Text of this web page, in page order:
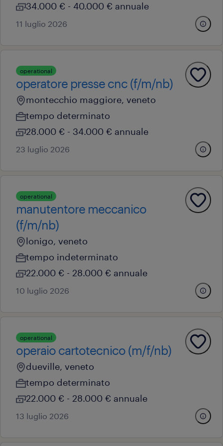
34.000 € - 40.000 € annuale
11 luglio 2026
operational
operatore presse cnc (f/m/nb)
montecchio maggiore, veneto
tempo determinato
28.000 € - 34.000 € annuale
23 luglio 2026
operational
manutentore meccanico
(f/m/nb)
lonigo, veneto
tempo indeterminato
22.000 € - 28.000 € annuale
10 luglio 2026
operational
operaio cartotecnico (m/f/nb)
dueville, veneto
tempo determinato
22.000 € - 28.000 € annuale
13 luglio 2026